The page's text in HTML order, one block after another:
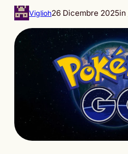
Viglioh26 Dicembre 2025in